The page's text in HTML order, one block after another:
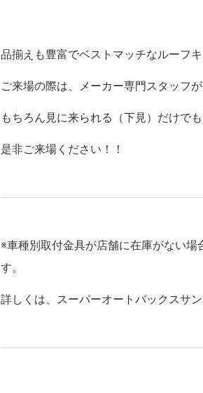
品揃えも豊富でベストマッチなルーフ
ご来場の際は、メーカー専門スタッフ
もちろん見に来られる（下見）だけでも
是非ご来場ください！！
※車種別取付金具が店舗に在庫がない
す。
詳しくは、スーパーオートバックスサ